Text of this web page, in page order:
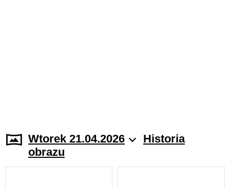
Wtorek 21.04.2026
Historia
obrazu